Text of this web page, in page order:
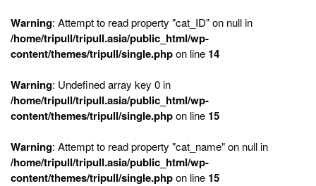
Warning: Attempt to read property "cat_ID" on null in
/home/tripull/tripull.asia/public_html/wp-
content/themes/tripull/single.phpon line 14
Warning: Undefined array key 0 in
/home/tripull/tripull.asia/public_html/wp-
content/themes/tripull/single.phpon line 15
Warning: Attempt to read property "cat_name" on null in
/home/tripull/tripull.asia/public_html/wp-
content/themes/tripull/single.phpon line 15